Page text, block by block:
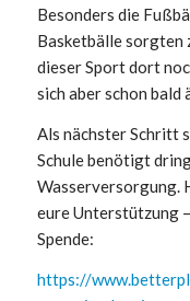
Besonders die
Basketbälle sorgten
dieser Sport dort
sich aber schon bald
Als nächster Schritt
Schule benötigt
Wasserversorgung.
eure Unterstützung
Spende:
https://